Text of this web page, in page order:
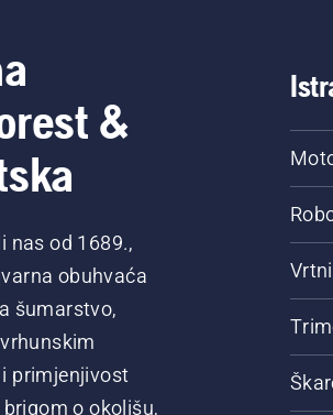
&
nas od 1689.,
obuhvaća
šumarstvo,
primjenjivost
o okolišu,